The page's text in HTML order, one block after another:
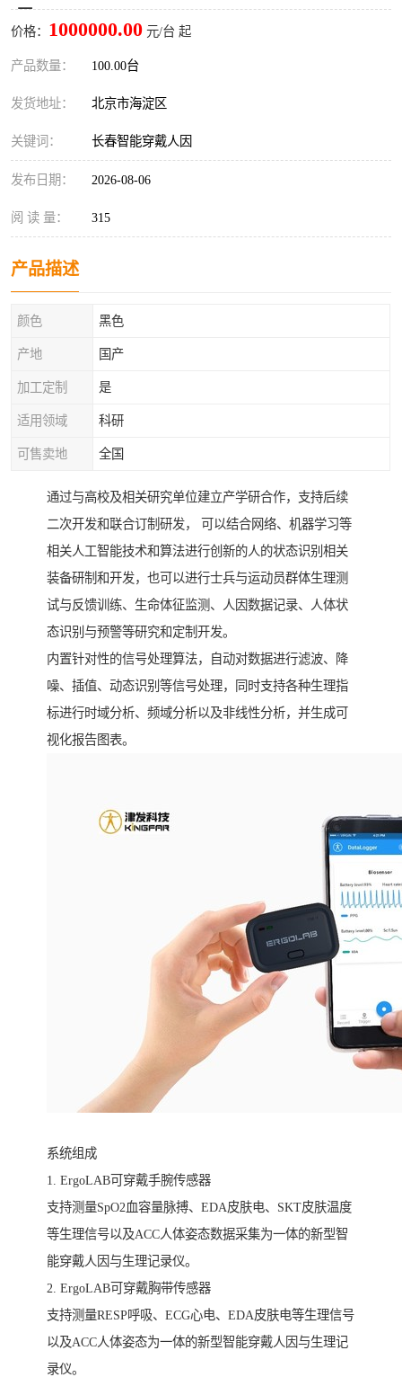
价格： 1000000.00 元/台 起
产品数量： 100.00台
发货地址： 北京市海淀区
关键词： 长春智能穿戴人因
发布日期： 2026-08-06
阅 读 量： 315
产品描述
颜色 黑色
产地 国产
加工定制 是
适用领域 科研
可售卖地 全国
通过与高校及相关研究单位建立产学研合作，支持后续
二次开发和联合订制研发， 可以结合网络、机器学习等
相关人工智能技术和算法进行创新的人的状态识别相关
装备研制和开发，也可以进行士兵与运动员群体生理测
试与反馈训练、生命体征监测、人因数据记录、人体状
态识别与预警等研究和定制开发。
内置针对性的信号处理算法，自动对数据进行滤波、降
噪、插值、动态识别等信号处理，同时支持各种生理指
标进行时域分析、频域分析以及非线性分析，并生成可
视化报告图表。
系统组成
1. ErgoLAB可穿戴手腕传感器
支持测量SpO2血容量脉搏、EDA皮肤电、SKT皮肤温度
等生理信号以及ACC人体姿态数据采集为一体的新型智
能穿戴人因与生理记录仪。
2. ErgoLAB可穿戴胸带传感器
支持测量RESP呼吸、ECG心电、EDA皮肤电等生理信号
以及ACC人体姿态为一体的新型智能穿戴人因与生理记
录仪。